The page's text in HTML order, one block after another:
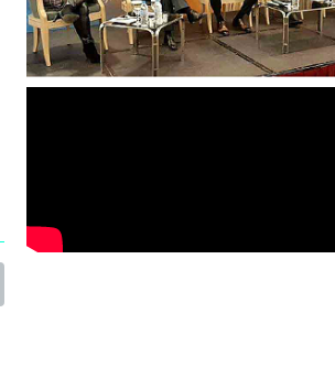
-Σύμβαση Σκευασμάτων
Διατροφής
-Σύμβαση Υγειονομικού